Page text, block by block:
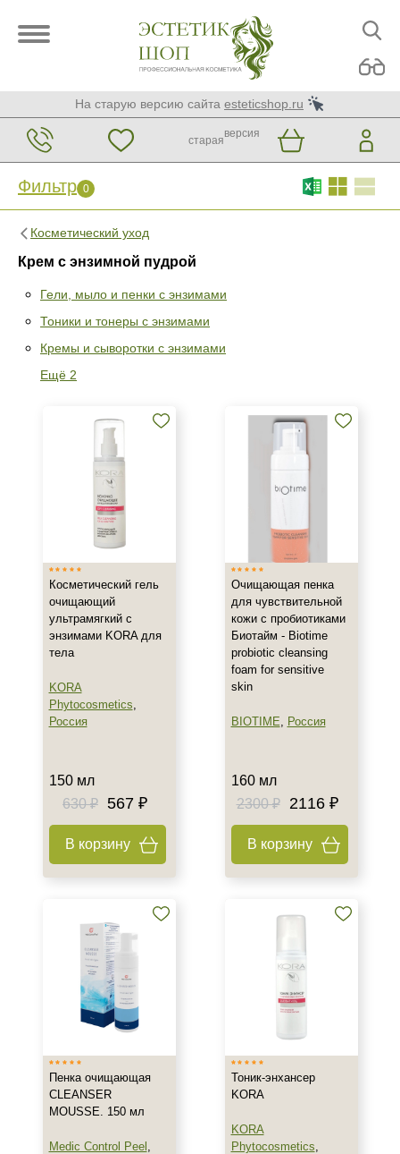
На старую версию сайта esteticshop.ru
старая
версия
Фильтр 0
Косметический уход
Крем с энзимной пудрой
Гели, мыло и пенки с энзимами
Тоники и тонеры с энзимами
Кремы и сыворотки с энзимами
Ещё 2
Фильтр 0
Тоники и тонеры с энзимами
Кремы и сыворотки с энзимами
BIOTIME
Christina
Показать еще
Страна
Корея
Россия
Тип товара
Гоммаж
Тип пилинга
Энзимный
Класс косметики
Профессиональная
Универсальная
Косметический гель
очищающий
ультрамягкий с
энзимами KORA для
тела
KORA
Phytocosmetics,
Россия
150 мл
630 ₽ 567 ₽
В корзину
Очищающая пенка
для чувствительной
кожи с пробиотиками
Биотайм - Biotime
probiotic cleansing
foam for sensitive
skin
BIOTIME, Россия
160 мл
2300 ₽
2116 ₽
В корзину
Пенка очищающая
CLEANSER
MOUSSE. 150 мл
Medic Control Peel ,
Тоник-энхансер
KORA
KORA
Phytocosmetics,